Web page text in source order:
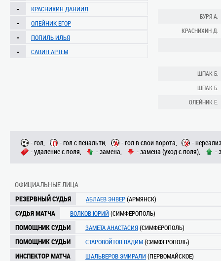
- КРАСНИХИН ДАНИИЛ
- ОЛЕЙНИК ЕГОР
- ПОПИЛЬ ИЛЬЯ
- САВИН АРТЁМ
БУРЯ А.
КРАСНИХИН Д.
ШПАК Б.
ШПАК Б.
ОЛЕЙНИК Е.
- гол, - гол с пенальти, - гол в свои ворота,
-
- удаление с поля,
- замена, - замена (уход с поля), -
ОФИЦИАЛЬНЫЕ ЛИЦА
РЕЗЕРВНЫЙ СУДЬЯ
АБЛАЕВ ЭНВЕР(АРМЯНСК)
СУДЬЯ МАТЧА ВОЛКОВ ЮРИЙ (СИМФЕРОПОЛЬ)
ПОМОЩНИК СУДЬИ ЗАМЕТА АНАСТАСИЯ (СИМФЕРОПОЛЬ)
ПОМОЩНИК СУДЬИ СТАРОВОЙТОВ ВАДИМ(СИМФЕРОПОЛЬ)
ИНСПЕКТОР МАТЧА ШАЛЬВЕРОВ ЭМИРАЛИ (ПЕРВОМАЙСКОЕ)